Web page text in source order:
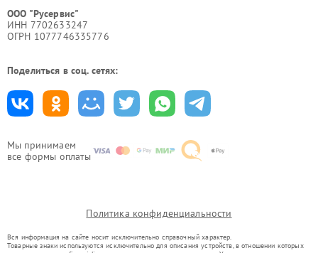
Мы принимаем
все формы оплаты
ООО "Русервис"
ИНН 7702633247
ОГРН 1077746335776
Поделиться в соц. сетях:
Политика конфиденциальности
Вся информация на сайте носит исключительно справочный характер.
Товарные знаки используются исключительно для описания устройств, в отношении которых